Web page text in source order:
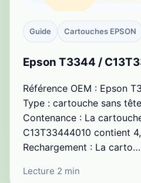
Guide Cartouches EPSON
Epson T3344 /
Référence OEM : Epson
Type : cartouche sans
Contenance : La
C13T33444010 contient
Rechargement : La carto…
Lecture 2 min